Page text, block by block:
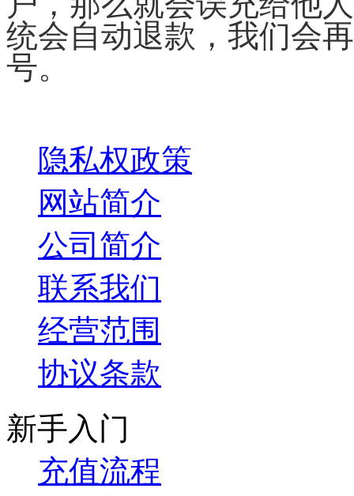
统会自动退款，我们会
号。
隐私权政策
网站简介
公司简介
联系我们
经营范围
协议条款
新手入门
充值流程